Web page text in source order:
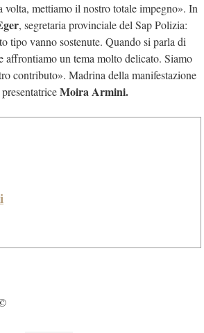
volta, mettiamo il nostro totale impegno». In
, segretaria provinciale del Sap Polizia:
tipo vanno sostenute. Quando si parla di
affrontiamo un tema molto delicato. Siamo
contributo». Madrina della manifestazione
Moira Armini.